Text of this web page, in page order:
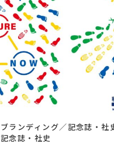
ブランディング／ 記念誌・社
記念誌・社史